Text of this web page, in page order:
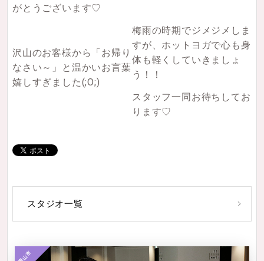
がとうございます♡
沢山のお客様から「お帰り
なさい～」と温かいお言葉
嬉しすぎました(;O;)
梅雨の時期でジメジメしま
すが、ホットヨガで心も身
体も軽くしていきましょ
う！！
スタッフ一同お待ちしてお
ります♡
スタジオ一覧